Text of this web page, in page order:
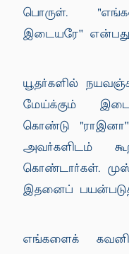
பொருள்.
இடையரே''
யூதர்களில்
மேய்க்கும்
கொண்டு
அவர்களிடம்
கொண்டார்கள்.
இதனைப்
எங்களைக்